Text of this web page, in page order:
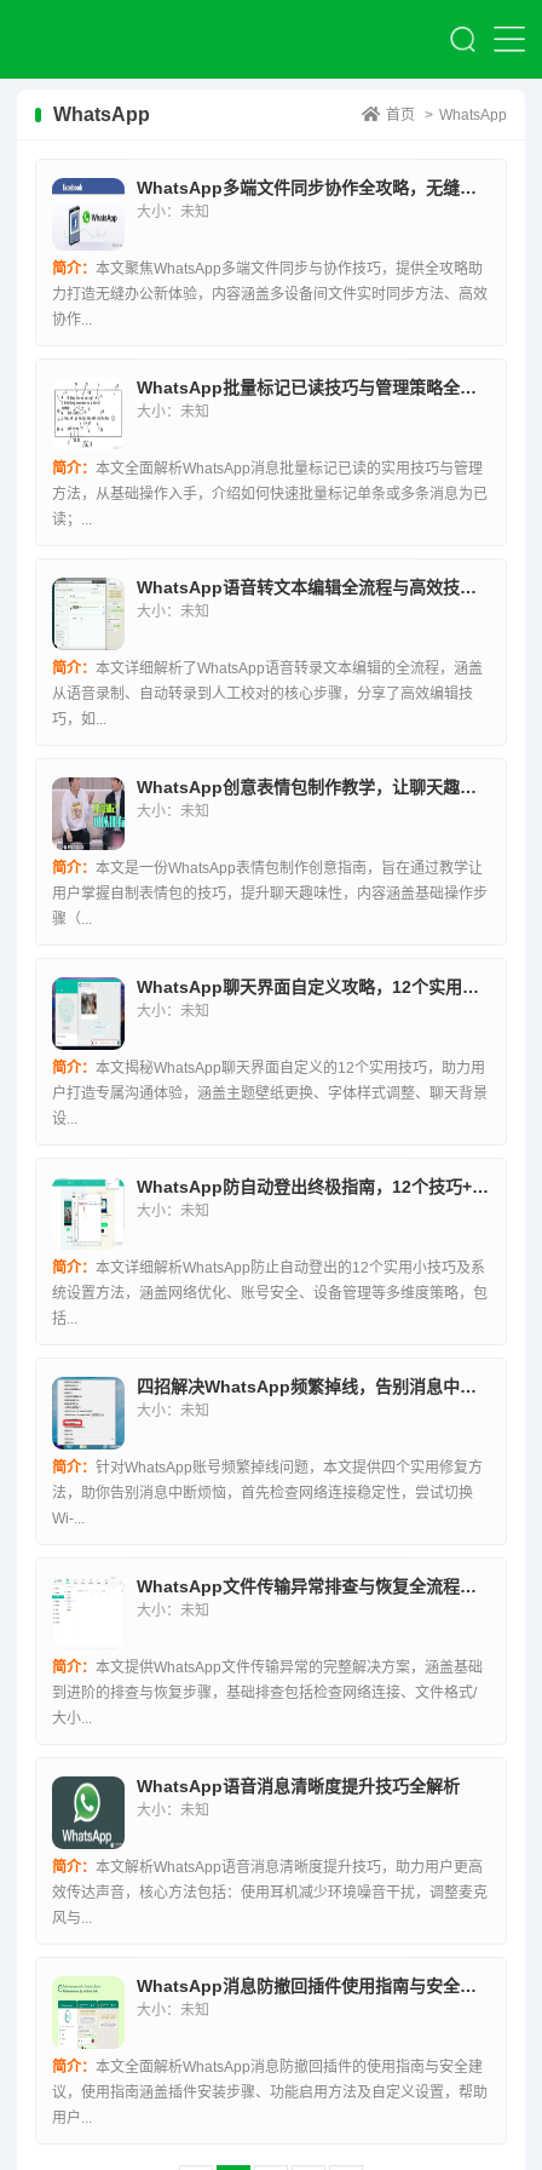
WhatsApp 首页 > WhatsApp
WhatsApp多端文件同步协作全攻略，无缝办公新体验
大小：未知
简介： 本文聚焦WhatsApp多端文件同步与协作技巧，提供全攻略助
力打造无缝办公新体验，内容涵盖多设备间文件实时同步方法、高效
协作...
WhatsApp批量标记已读技巧与管理策略全解析
大小：未知
简介： 本文全面解析WhatsApp消息批量标记已读的实用技巧与管理
方法，从基础操作入手，介绍如何快速批量标记单条或多条消息为已
读；...
WhatsApp语音转文本编辑全流程与高效技巧深度解析
大小：未知
简介： 本文详细解析了WhatsApp语音转录文本编辑的全流程，涵盖
从语音录制、自动转录到人工校对的核心步骤，分享了高效编辑技
巧，如...
WhatsApp创意表情包制作教学，让聊天趣味升级指南
大小：未知
简介： 本文是一份WhatsApp表情包制作创意指南，旨在通过教学让
用户掌握自制表情包的技巧，提升聊天趣味性，内容涵盖基础操作步
骤（...
WhatsApp聊天界面自定义攻略，12个实用技巧打造专属沟通体验
大小：未知
简介： 本文揭秘WhatsApp聊天界面自定义的12个实用技巧，助力用
户打造专属沟通体验，涵盖主题壁纸更换、字体样式调整、聊天背景
设...
WhatsApp防自动登出终极指南，12个技巧+系统设置全解析
大小：未知
简介： 本文详细解析WhatsApp防止自动登出的12个实用小技巧及系
统设置方法，涵盖网络优化、账号安全、设备管理等多维度策略，包
括...
四招解决WhatsApp频繁掉线，告别消息中断烦恼
大小：未知
简介： 针对WhatsApp账号频繁掉线问题，本文提供四个实用修复方
法，助你告别消息中断烦恼，首先检查网络连接稳定性，尝试切换
Wi-...
WhatsApp文件传输异常排查与恢复全流程解决方案教学
大小：未知
简介： 本文提供WhatsApp文件传输异常的完整解决方案，涵盖基础
到进阶的排查与恢复步骤，基础排查包括检查网络连接、文件格式/
大小...
WhatsApp语音消息清晰度提升技巧全解析
大小：未知
简介： 本文解析WhatsApp语音消息清晰度提升技巧，助力用户更高
效传达声音，核心方法包括：使用耳机减少环境噪音干扰，调整麦克
风与...
WhatsApp消息防撤回插件使用指南与安全建议全解析
大小：未知
简介： 本文全面解析WhatsApp消息防撤回插件的使用指南与安全建
议，使用指南涵盖插件安装步骤、功能启用方法及自定义设置，帮助
用户...